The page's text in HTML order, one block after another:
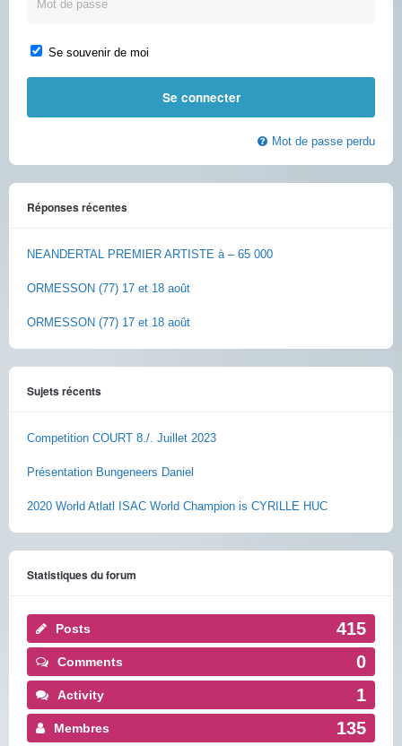
Se souvenir de moi
Mot de passe perdu
Réponses récentes
NEANDERTAL PREMIER ARTISTE à – 65 000
ORMESSON (77) 17 et 18 août
ORMESSON (77) 17 et 18 août
Sujets récents
Competition COURT 8./. Juillet 2023
Présentation Bungeneers Daniel
2020 World Atlatl ISAC World Champion is CYRILLE HUC
Statistiques du forum
Posts 415
Comments 0
Activity 1
Membres 135